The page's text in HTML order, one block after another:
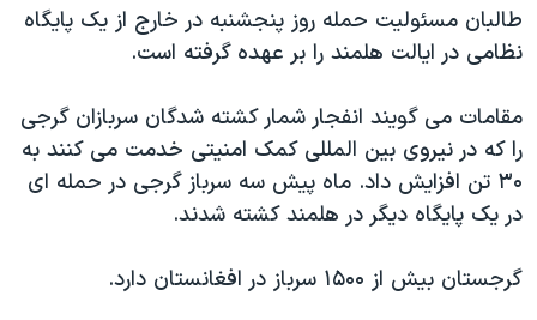
اسرائیل در جنگ
نرگس محمدی برنده جایزه نوبل صلح
صفحه‌های ویژه
سفر پرزیدنت ترامپ به چین
طالبان مسئولیت حمله روز پنجشنبه در خارج از یک پایگاه
نظامی در ایالت هلمند را بر عهده گرفته است.
مقامات می گویند انفجار شمار کشته شدگان سربازان گرجی
را که در نیروی بین المللی کمک امنیتی خدمت می کنند به
۳۰ تن افزایش داد. ماه پیش سه سرباز گرجی در حمله ای
در یک پایگاه دیگر در هلمند کشته شدند.
گرجستان بیش از ۱۵۰۰ سرباز در افغانستان دارد.